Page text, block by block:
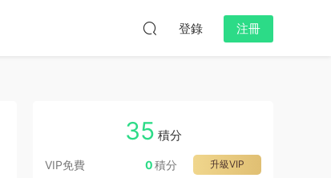
登錄 注冊
35 積分
VIP免費 升級VIP
0積分